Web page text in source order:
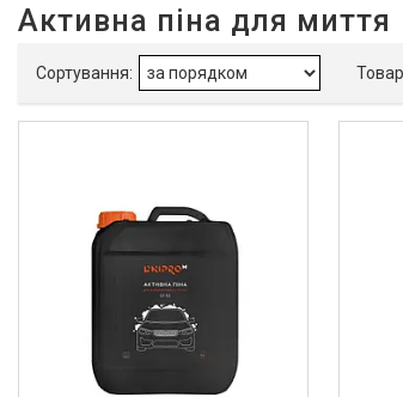
Так 2
Виробник
Товари та послуги
Про нас
Активна піна для миття